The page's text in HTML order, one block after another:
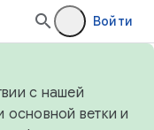
Войти
с нашей
ветки и